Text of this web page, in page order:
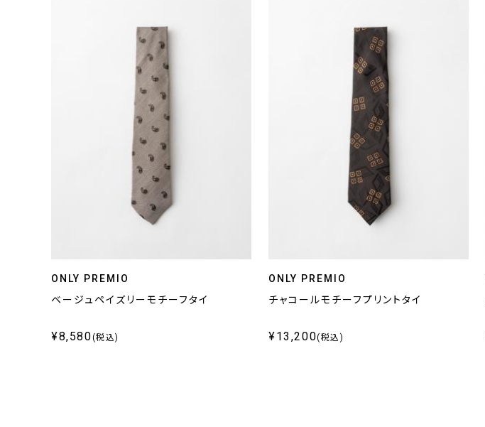
ONLY PREMIO
ベージュペイズリーモチーフタイ
¥8,580(税込)
ONLY PREMIO
チャコールモチーフプリントタイ
¥13,200(税込)